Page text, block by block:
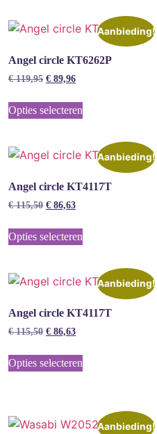
Aanbieding!
Angel circle KT6262P
€119,95 € 89,96
Opties selecteren
Aanbieding!
Angel circle KT4117T
€115,50 € 86,63
Opties selecteren
Aanbieding!
Angel circle KT4117T
€115,50 € 86,63
Opties selecteren
Aanbieding!